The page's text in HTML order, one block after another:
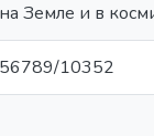
Земле и в
10352